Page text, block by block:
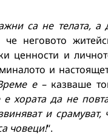
са не телата, а
неговото
ценности и
и
е –казваше
хората да не
и
човеци!“.